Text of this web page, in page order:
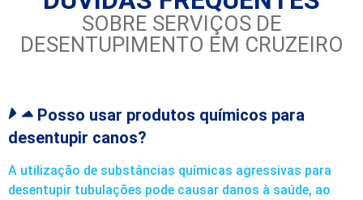
SOBRE SERVIÇOS DE
DESENTUPIMENTO EM CRUZEIRO
Posso usar produtos químicos para
desentupir canos?
A utilização de substâncias químicas agressivas para
desentupir tubulações pode causar danos à saúde, ao